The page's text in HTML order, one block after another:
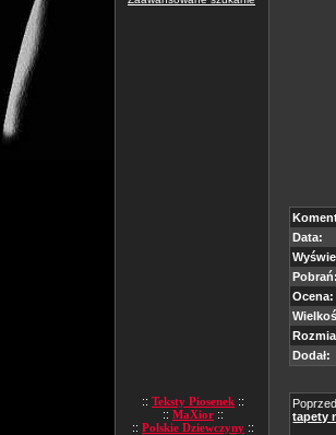
:: Teksty Piosenek ::
:: MaXior ::
:: Polskie Dziewczyny ::
Data:
Pobrań:
Ocena:
Dodał:
tapety